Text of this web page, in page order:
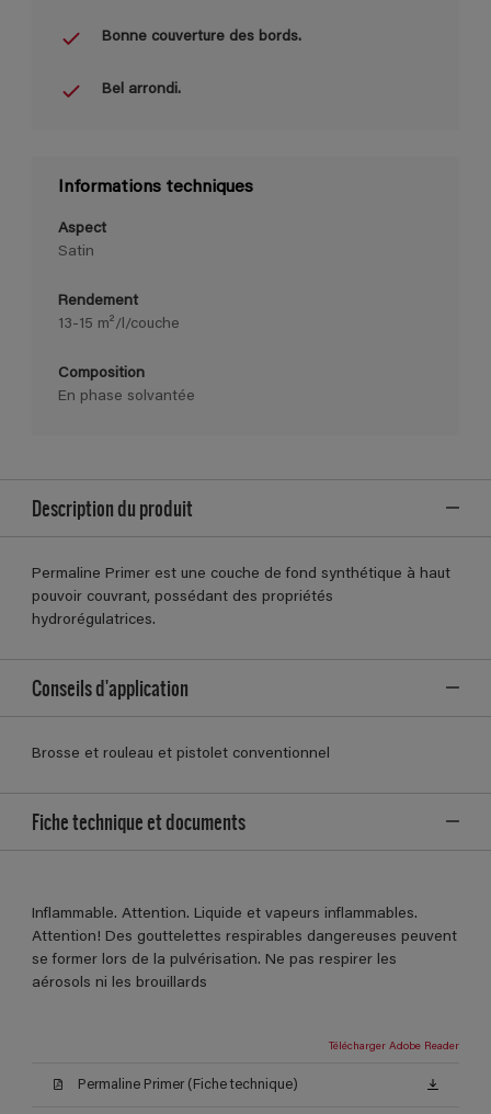
Bonne couverture des bords.
Bel arrondi.
Informations techniques
Aspect
Satin
Rendement
13-15 m²/l/couche
Composition
En phase solvantée
Description du produit
Permaline Primer est une couche de fond synthétique à haut
pouvoir couvrant, possédant des propriétés
hydrorégulatrices.
Conseils d'application
Brosse et rouleau et pistolet conventionnel
Fiche technique et documents
Inflammable. Attention. Liquide et vapeurs inflammables.
Attention! Des gouttelettes respirables dangereuses peuvent
se former lors de la pulvérisation. Ne pas respirer les
aérosols ni les brouillards
Télécharger Adobe Reader
Permaline Primer (Fiche technique)